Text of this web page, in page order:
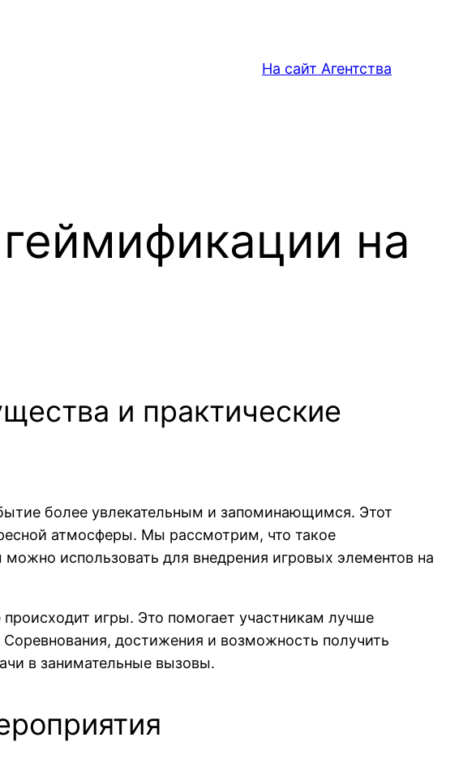
На сайт Агентства
на
и практические
более увлекательным и запоминающимся. Этот
атмосферы. Мы рассмотрим, что такое
использовать для внедрения игровых элементов на
игры. Это помогает участникам лучше
достижения и возможность получить
в занимательные вызовы.